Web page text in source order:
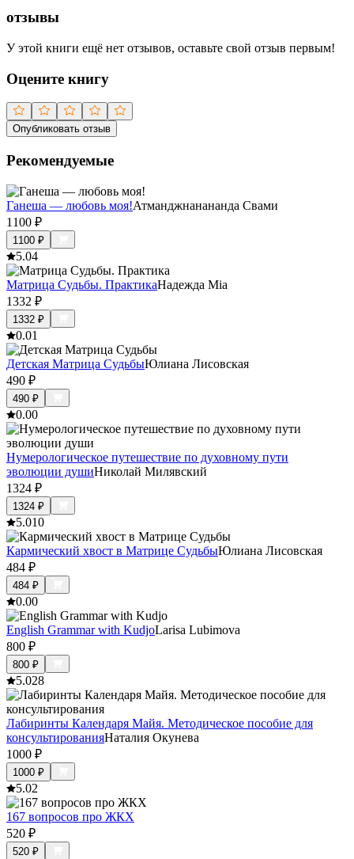
отзывы
У этой книги ещё нет отзывов, оставьте свой отзыв первым!
Оцените книгу
Опубликовать отзыв
Рекомендуемые
Ганеша — любовь моя!Атманджнанананда Свами
1100 ₽
1100 ₽
5.04
Матрица Судьбы. ПрактикаНадежда Mia
1332 ₽
1332 ₽
0.01
Детская Матрица СудьбыЮлиана Лисовская
490 ₽
490 ₽
0.00
Нумерологическое путешествие по духовному пути
эволюции душиНиколай Милявский
1324 ₽
1324 ₽
5.010
Кармический хвост в Матрице СудьбыЮлиана Лисовская
484 ₽
484 ₽
0.00
English Grammar with KudjoLarisa Lubimova
800 ₽
800 ₽
5.028
Лабиринты Календаря Майя. Методическое пособие для
консультированияНаталия Окунева
1000 ₽
1000 ₽
5.02
167 вопросов про ЖКХ
520 ₽
520 ₽